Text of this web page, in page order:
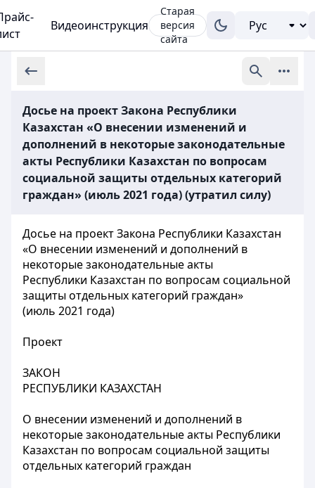
Видеоинструкция
Старая
версия
сайта
Досье на проект Закона Республики
Казахстан «О внесении изменений и
дополнений в некоторые законодательные
акты Республики Казахстан по вопросам
социальной защиты отдельных категорий
граждан» (июль 2021 года) (утратил силу)
Досье на проект Закона Республики Казахстан
«О внесении изменений и дополнений в
некоторые законодательные акты
Республики Казахстан по вопросам социальной
защиты отдельных категорий граждан»
(июль 2021 года)
Проект
ЗАКОН
РЕСПУБЛИКИ КАЗАХСТАН
О внесении изменений и дополнений в
некоторые законодательные акты Республики
Казахстан по вопросам социальной защиты
отдельных категорий граждан